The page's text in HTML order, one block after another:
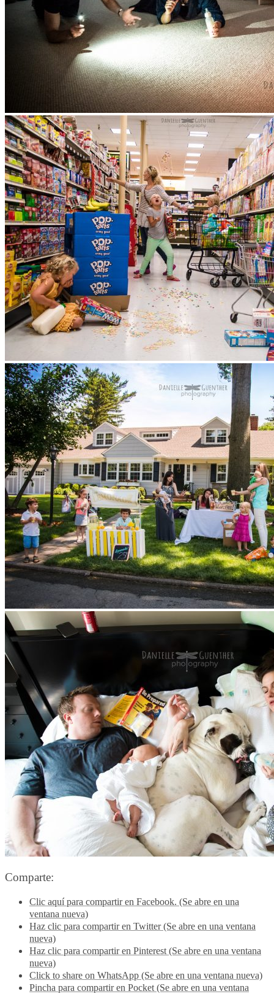
Comparte:
Clic aquí para compartir en Facebook. (Se abre en una
ventana nueva)
Haz clic para compartir en Twitter (Se abre en una ventana
nueva)
Haz clic para compartir en Pinterest (Se abre en una ventana
nueva)
Click to share on WhatsApp (Se abre en una ventana nueva)
Pincha para compartir en Pocket (Se abre en una ventana